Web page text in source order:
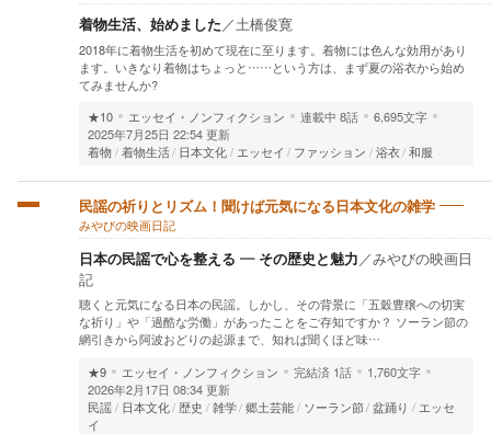
着物生活、始めました／土橋俊寛
2018年に着物生活を初めて現在に至ります。着物には色んな効用があり
ます。いきなり着物はちょっと……という方は、まず夏の浴衣から始め
てみませんか?
★10
エッセイ・ノンフィクション 連載中 8話
6,695文字
2025年7月25日 22:54 更新
着物 着物生活 日本文化 エッセイ ファッション 浴衣 和服
民謡の祈りとリズム！聞けば元気になる日本文化の雑学
みやびの映画日記
日本の民謡で心を整える ― その歴史と魅力／みやびの映画日
記
聴くと元気になる日本の民謡。しかし、その背景に「五穀豊穣への切実
な祈り」や「過酷な労働」があったことをご存知ですか？ ソーラン節の
網引きから阿波おどりの起源まで、知れば聞くほど味…
★9
エッセイ・ノンフィクション 完結済 1話
1,760文字
2026年2月17日 08:34 更新
民謡
日本文化 歴史 雑学 郷土芸能 ソーラン節 盆踊り
エッセ
イ